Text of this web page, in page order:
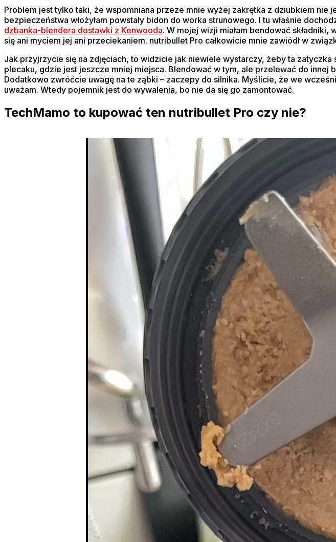
Problem jest tylko taki, że wspomniana przeze mnie wyżej zakrętka z dziubkiem nie
bezpieczeństwa włożyłam powstały bidon do worka strunowego. I tu właśnie
dzbanka-blendera dostawki z Kenwooda. W mojej wizji miałam bendować
się ani myciem jej ani przeciekaniem. nutribullet Pro całkowicie mnie zawiódł w
Jak przyjrzycie się na zdjęciach, to widzicie jak niewiele wystarczy, żeby ta
plecaku, gdzie jest jeszcze mniej miejsca. Blendować w tym, ale przelewać do innej
Dodatkowo zwróćcie uwagę na te ząbki – zaczepy do silnika. Myślicie, że we
uważam. Wtedy pojemnik jest do wywalenia, bo nie da się go zamontować.
TechMamo to kupować ten nutribullet Pro czy nie?